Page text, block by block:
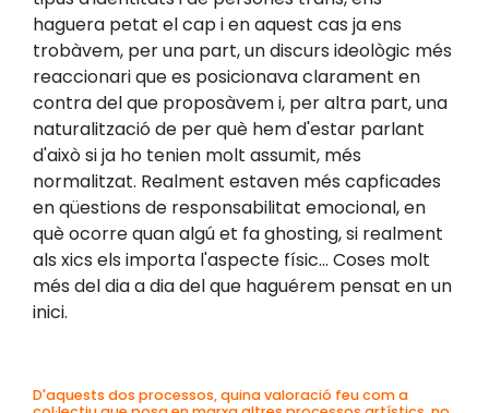
haguera petat el cap i en aquest cas ja ens
trobàvem, per una part, un discurs ideològic més
reaccionari que es posicionava clarament en
contra del que proposàvem i, per altra part, una
naturalització de per què hem d'estar parlant
d'això si ja ho tenien molt assumit, més
normalitzat. Realment estaven més capficades
en qüestions de responsabilitat emocional, en
què ocorre quan algú et fa ghosting, si realment
als xics els importa l'aspecte físic... Coses molt
més del dia a dia del que haguérem pensat en un
inici.
D'aquests dos processos, quina valoració feu com a